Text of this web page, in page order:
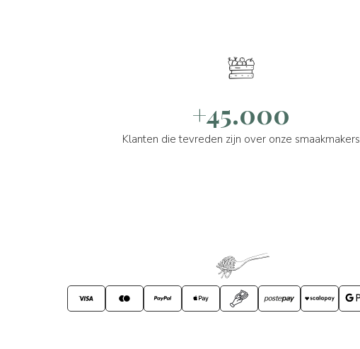
+45.000
Klanten die tevreden zijn over onze smaakmakers